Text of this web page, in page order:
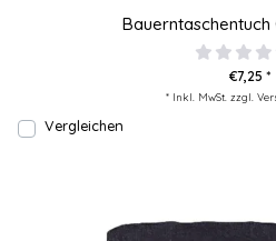
€7,25 *
* Inkl. MwSt. zzgl.
Vergleichen